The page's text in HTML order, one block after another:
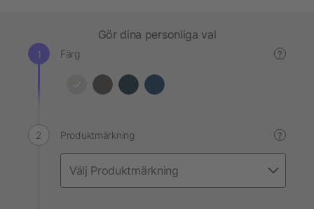
Gör dina personliga val
Färg ?
Produktmärkning ?